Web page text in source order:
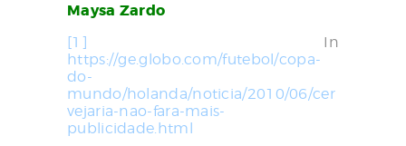
Maysa Zardo
[1]
In
https://ge.globo.com/futebol/copa-
do-
mundo/holanda/noticia/2010/06/cer
vejaria-nao-fara-mais-
publicidade.html